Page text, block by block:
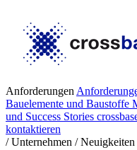
Anforderungen
Bauelemente und Baustoffe
und Success Stories
kontaktieren
/ Unternehmen / Neuigkeiten